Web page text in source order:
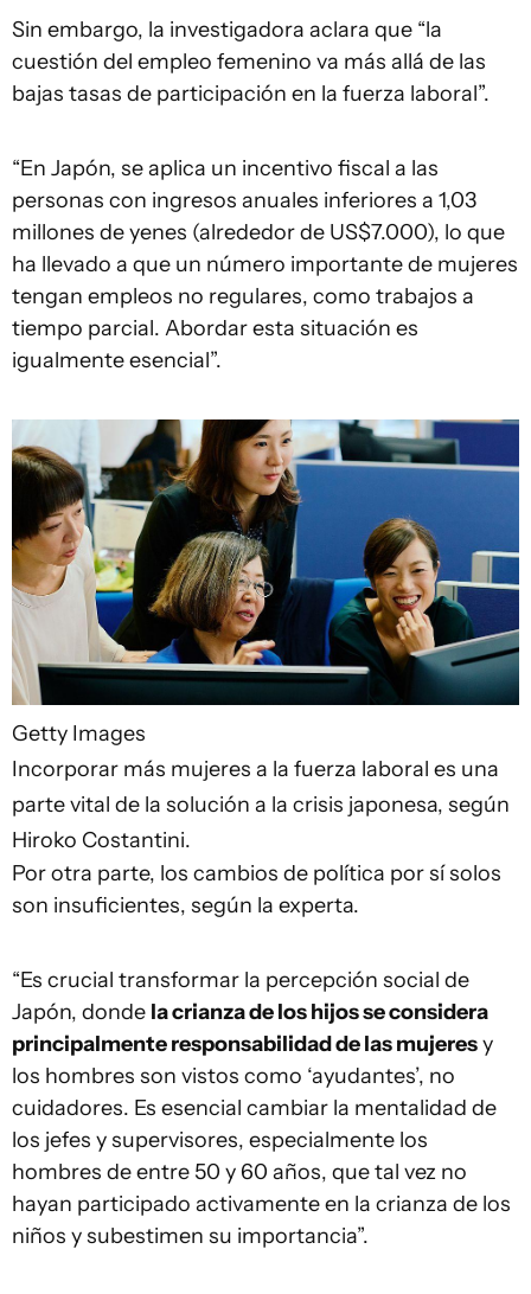
Sin embargo, la investigadora aclara que “la
cuestión del empleo femenino va más allá de las
bajas tasas de participación en la fuerza laboral”.
“En Japón, se aplica un incentivo fiscal a las
personas con ingresos anuales inferiores a 1,03
millones de yenes (alrededor de US$7.000), lo que
ha llevado a que un número importante de mujeres
tengan empleos no regulares, como trabajos a
tiempo parcial. Abordar esta situación es
igualmente esencial”.
Getty Images
Incorporar más mujeres a la fuerza laboral es una
parte vital de la solución a la crisis japonesa, según
Hiroko Costantini.
Por otra parte, los cambios de política por sí solos
son insuficientes, según la experta.
“Es crucial transformar la percepción social de
Japón, donde la crianza de los hijos se considera
principalmente responsabilidad de las mujeresy
los hombres son vistos como ‘ayudantes’, no
cuidadores. Es esencial cambiar la mentalidad de
los jefes y supervisores, especialmente los
hombres de entre 50 y 60 años, que tal vez no
hayan participado activamente en la crianza de los
niños y subestimen su importancia”.